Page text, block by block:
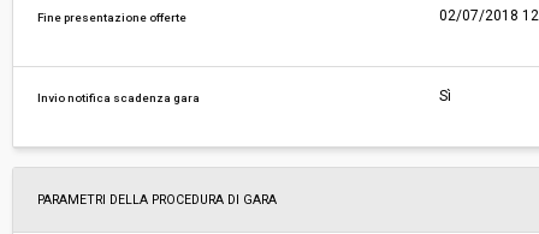
Fine presentazione offerte 02/07/2018
Invio notifica scadenza gara Sì
PARAMETRI DELLA PROCEDURA DI GARA